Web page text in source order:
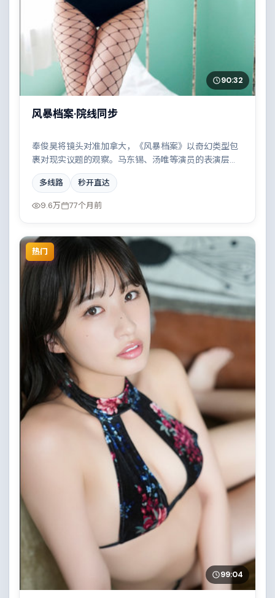
90:32
风暴档案·院线同步
奉俊昊将镜头对准加拿大，《风暴档案》以奇幻类型包
裹对现实议题的观察。马东锡、汤唯等演员的表演层次
丰富，家族恩怨与时代变迁交织成一曲悲歌。全片在类
型元素与人文关怀之间取得平衡。
多线路 秒开直达
9.6万 77个月前
热门
99:04